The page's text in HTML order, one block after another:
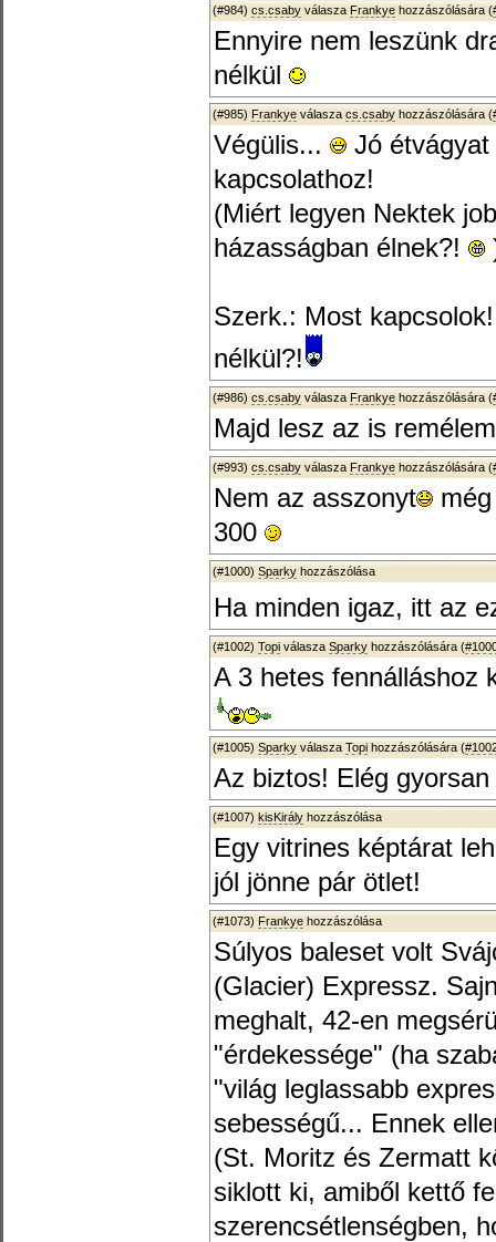
(#984) cs.csaby válasza Frankye hozzászólására (
Ennyire nem leszünk
nélkül
(#985) Frankye válasza cs.csaby hozzászólására (
Végülis...
Jó
kapcsolathoz!
(Miért legyen Nektek
házasságban élnek?!
Szerk.: Most
nélkül?!
(#986) cs.csaby válasza Frankye hozzászólására (
Majd lesz az is remélem
(#993) cs.csaby válasza Frankye hozzászólására (
Nem az asszonyt
300
(#1000) Sparky hozzászólása
Ha minden igaz, itt az
(#1002) Topi válasza Sparky hozzászólására (
A 3 hetes fennálláshoz
(#1005) Sparky válasza Topi hozzászólására (
Az biztos! Elég
(#1007) kisKirály hozzászólása
Egy vitrines képtárat
jól jönne pár ötlet!
(#1073) Frankye hozzászólása
Súlyos baleset volt
(Glacier) Expressz.
meghalt, 42-en
"érdekessége" (ha
"világ leglassabb
sebességű... Ennek
(St. Moritz és Zermatt
siklott ki, amiből kettő
szerencsétlenségben,